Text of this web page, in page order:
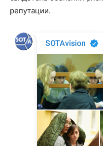
репутации.